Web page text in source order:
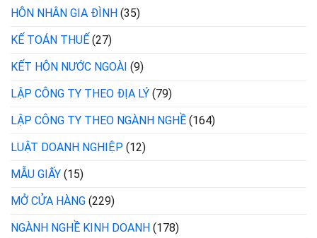
HÔN NHÂN GIA ĐÌNH (35)
KẾ TOÁN THUẾ (27)
KẾT HÔN NƯỚC NGOÀI (9)
LẬP CÔNG TY THEO ĐỊA LÝ (79)
LẬP CÔNG TY THEO NGÀNH NGHỀ (164)
LUẬT DOANH NGHIỆP (12)
MẪU GIẤY (15)
MỞ CỬA HÀNG (229)
NGÀNH NGHỀ KINH DOANH (178)